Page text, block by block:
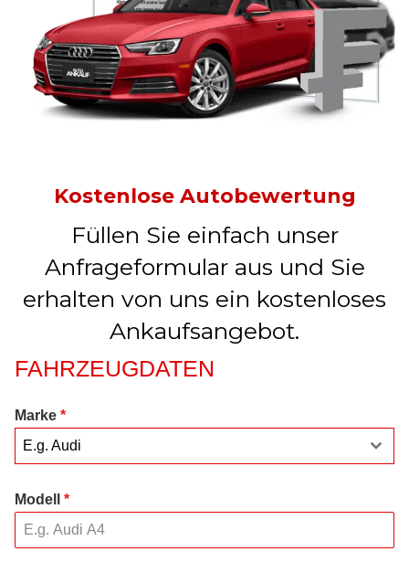
Kostenlose Autobewertung
Füllen Sie einfach unser
Anfrageformular aus und Sie
erhalten von uns ein kostenloses
Ankaufsangebot.
FAHRZEUGDATEN
Marke *
E.g. Audi
Modell *